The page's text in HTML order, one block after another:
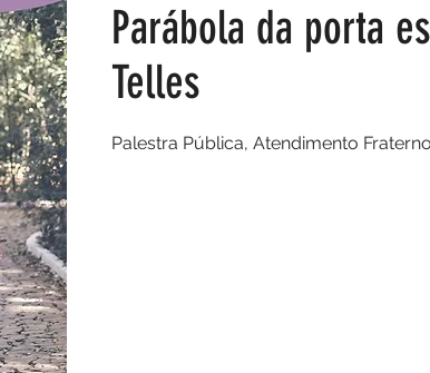
Parábola da porta
Telles
Palestra Pública, Atendimento